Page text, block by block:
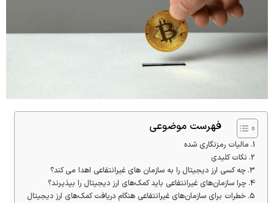
فهرست موضوعی
مالیات رمزنگاری شده
نکات کلیدی
چه کسی ارز دیجیتال را به سازمان های غیرانتفاعی اهدا می کند؟
چرا سازمان‌های غیرانتفاعی باید کمک‌های ارز دیجیتال را بپذیرند؟
خطرات برای سازمان‌های غیرانتفاعی هنگام دریافت کمک‌های ارز دیجیتال